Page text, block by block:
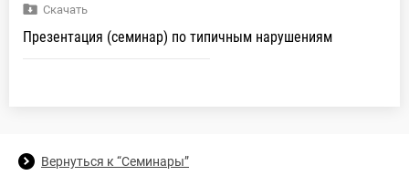
Скачать
Презентация (семинар) по типичным нарушениям
Вернуться к “Семинары”